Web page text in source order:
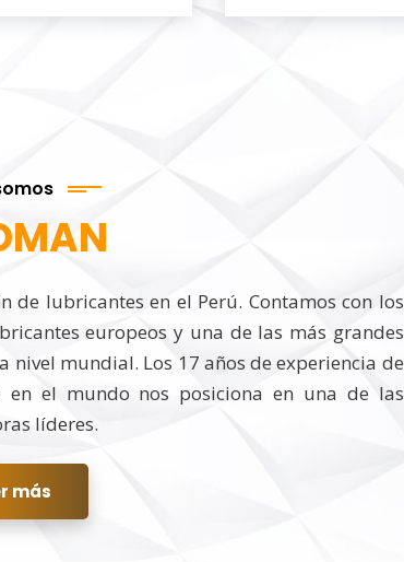
de lubricantes en el Perú. Contamos con los
europeos y una de las más grandes
nivel mundial. Los 17 años de experiencia de
en el mundo nos posiciona en una de las
líderes.
más